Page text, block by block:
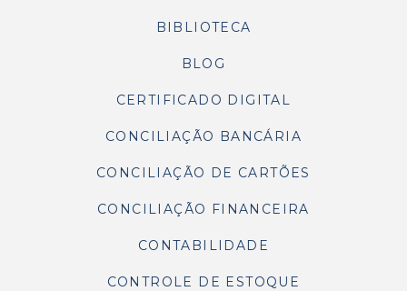
BIBLIOTECA
BLOG
CERTIFICADO DIGITAL
CONCILIAÇÃO BANCÁRIA
CONCILIAÇÃO DE CARTÕES
CONCILIAÇÃO FINANCEIRA
CONTABILIDADE
CONTROLE DE ESTOQUE